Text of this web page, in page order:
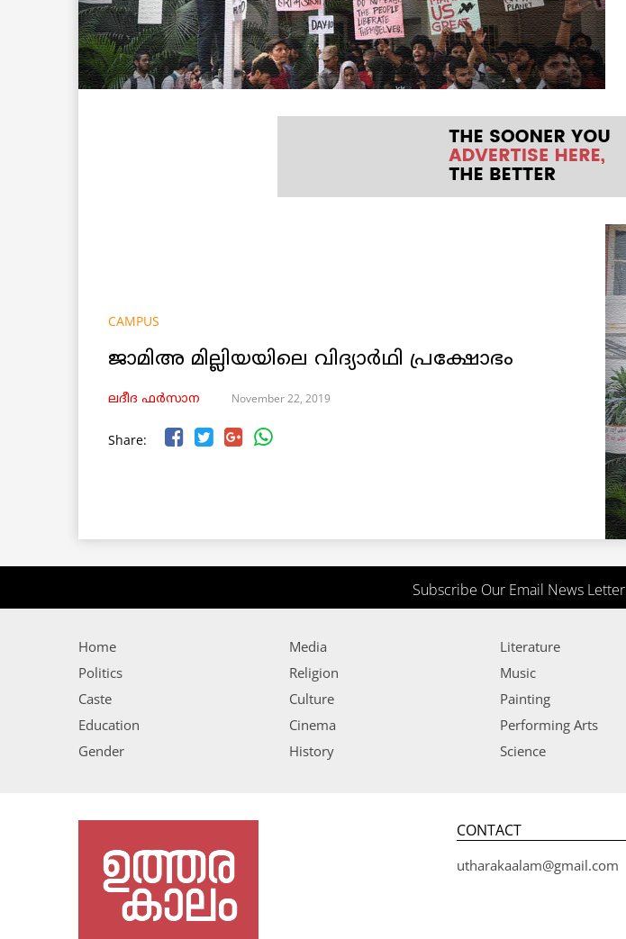
CAMPUS
ജാമിഅ മില്ലിയയിലെ വിദ്യാർഥി പ്രക്ഷോഭം
ലദീദ ഫർസാന November 22, 2019
Share:
Subscribe Our Email News Letter
Home
Politics
Caste
Education
Gender
Media
Religion
Culture
Cinema
History
Literature
Music
Painting
Performing Arts
Science
CONTACT
utharakaalam@gmail.com